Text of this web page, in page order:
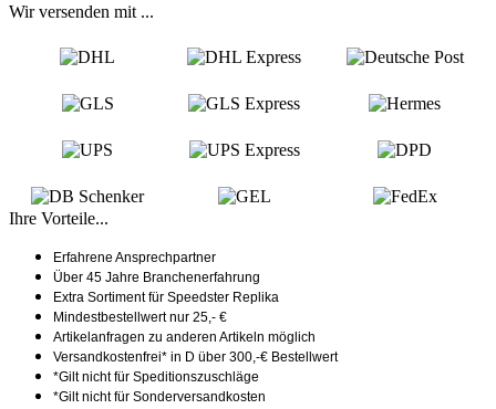
Wir versenden mit ...
Ihre Vorteile...
Erfahrene Ansprechpartner
Über 45 Jahre Branchenerfahrung
Extra Sortiment für Speedster Replika
Mindestbestellwert nur 25,- €
Artikelanfragen zu anderen Artikeln möglich
Versandkostenfrei* in D über 300,-€ Bestellwert
*Gilt nicht für Speditionszuschläge
*Gilt nicht für Sonderversandkosten